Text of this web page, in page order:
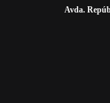
Avda.